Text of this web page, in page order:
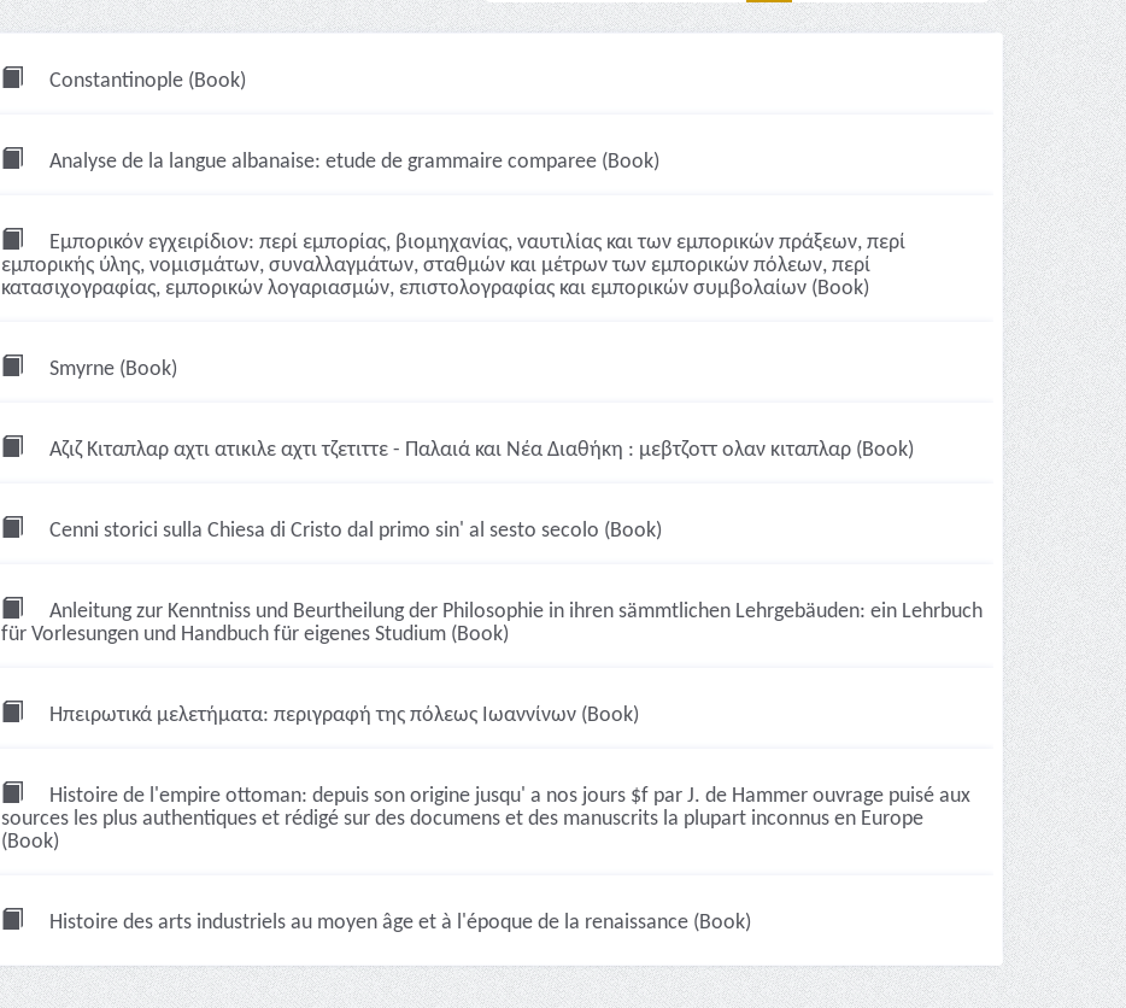
Constantinople (Book)
Analyse de la langue albanaise: etude de grammaire comparee (Book)
Εμπορικόν εγχειρίδιον: περί εμπορίας, βιομηχανίας, ναυτιλίας και των εμπορικών πράξεων, περί
εμπορικής ύλης, νομισμάτων, συναλλαγμάτων, σταθμών και μέτρων των εμπορικών πόλεων, περί
κατασιχογραφίας, εμπορικών λογαριασμών, επιστολογραφίας και εμπορικών συμβολαίων (Book)
Smyrne (Book)
Αζιζ Κιταπλαρ αχτι ατικιλε αχτι τζετιττε - Παλαιά και Νέα Διαθήκη : μεβτζοττ ολαν κιταπλαρ (Book)
Cenni storici sulla Chiesa di Cristo dal primo sin' al sesto secolo (Book)
Anleitung zur Kenntniss und Beurtheilung der Philosophie in ihren sämmtlichen Lehrgebäuden: ein Lehrbuch
für Vorlesungen und Handbuch für eigenes Studium (Book)
Ηπειρωτικά μελετήματα: περιγραφή της πόλεως Ιωαννίνων (Book)
Histoire de l'empire ottoman: depuis son origine jusqu' a nos jours $f par J. de Hammer ouvrage puisé aux
sources les plus authentiques et rédigé sur des documens et des manuscrits la plupart inconnus en Europe
(Book)
Histoire des arts industriels au moyen âge et à l'époque de la renaissance (Book)